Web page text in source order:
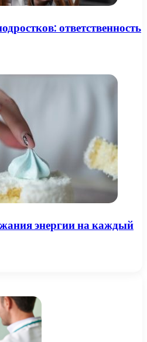
ответственность
энергии на каждый